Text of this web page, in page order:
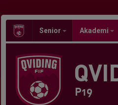
Senior Akademi
P19